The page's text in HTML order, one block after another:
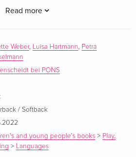
Read more
an einer weiterführenden Schule
Wanderritt findet ein unschönes
Diebstahl hin - Cora, Pam und
das Handwerk legen.
Baumstammwerfen,
- das wird spannend! Doch
Geräusch aus den Tiefen
Weber, Luisa Hartmann, Petra
bei PONS
/ Softback
and young people's books > Play,
> Languages